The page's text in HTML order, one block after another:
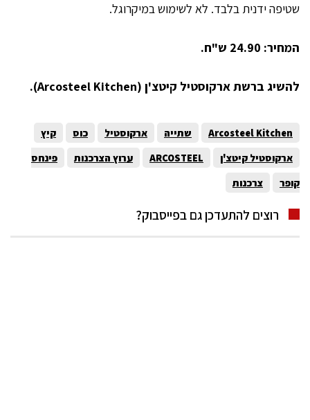
שטיפה ידנית בלבד. לא לשימוש במיקרוגל.
המחיר: 24.90 ש"ח.
להשיג ברשת ארקוסטיל קיטצ'ן (Arcosteel Kitchen
).
Arcosteel Kitchen שתייה ארקוסטיל כוס
קיץ
ארקוסטיל קיטצ'ן
ARCOSTEEL ערוץ הצרכנות
פינחס
קופר
צרכנות
רוצים להתעדכן גם בפייסבוק?